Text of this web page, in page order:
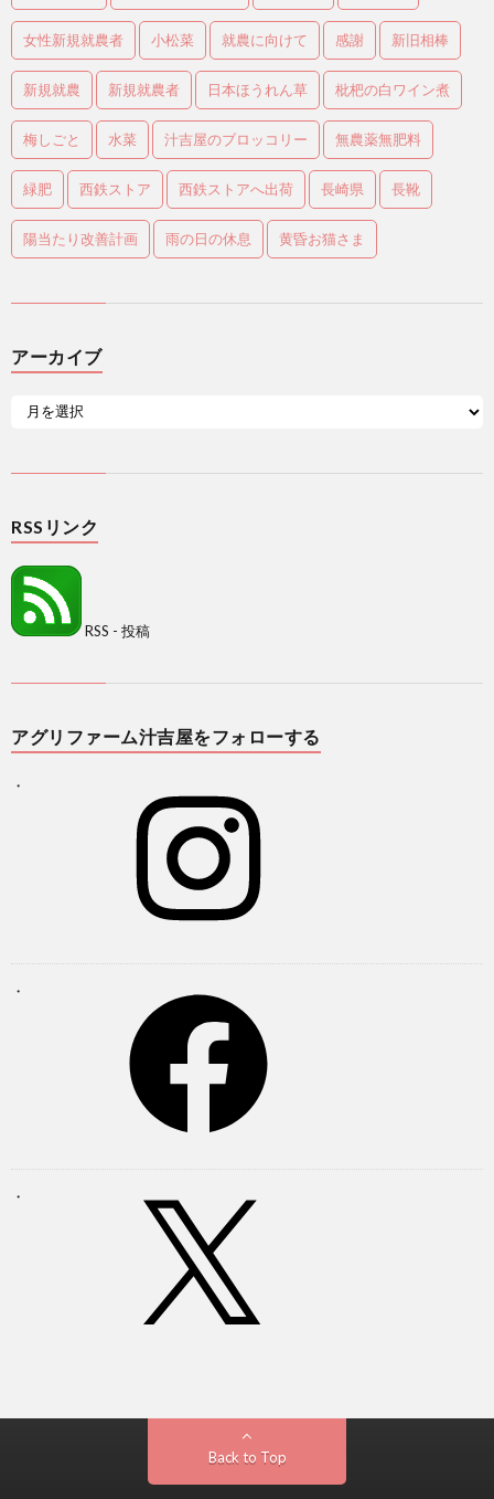
女性新規就農者 小松菜 就農に向けて 感謝 新旧相棒
新規就農 新規就農者 日本ほうれん草 枇杷の白ワイン煮
梅しごと 水菜 汁吉屋のブロッコリー 無農薬無肥料
緑肥 西鉄ストア 西鉄ストアへ出荷 長崎県 長靴
陽当たり改善計画 雨の日の休息 黄昏お猫さま
アーカイブ
RSSリンク
RSS - 投稿
アグリファーム汁吉屋をフォローする
Back to Top